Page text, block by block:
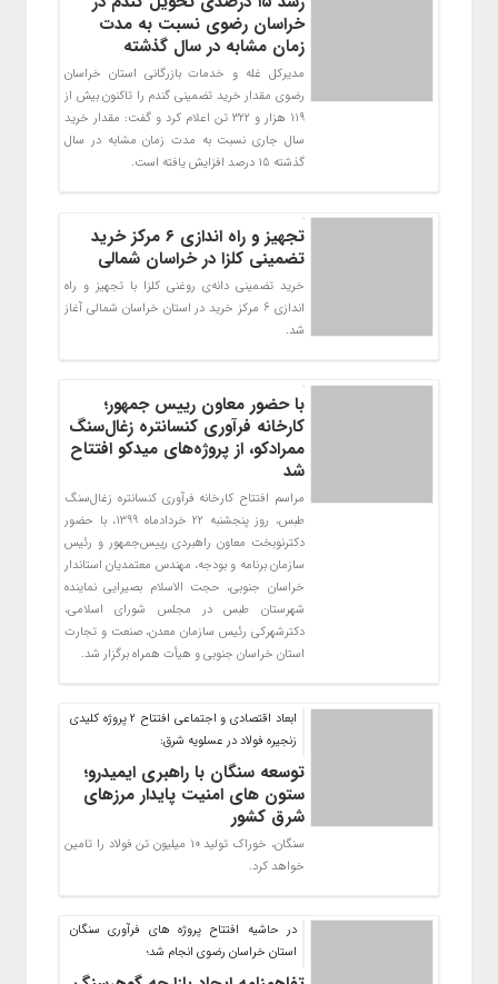
خراسان رضوی نسبت به مدت
زمان مشابه در سال گذشته
مدیرکل غله و خدمات بازرگانی استان خراسان
رضوی مقدار خرید تضمینی گندم را تاکنون بیش از
119 هزار و 322 تن اعلام کرد و گفت: مقدار خرید
سال جاری نسبت به مدت زمان مشابه در سال
گذشته 15 درصد افزایش یافته است.
تجهیز و راه اندازی ۶ مرکز خرید
تضمینی کلزا در خراسان شمالی
خرید تضمینی دانه‌ی روغنی کلزا با تجهیز و راه
اندازی 6 مرکز خرید در استان خراسان شمالی آغاز
شد.
با حضور معاون رییس جمهور؛
کارخانه فرآوری کنسانتره زغال‌سنگ
ممرادکو، از پروژه‌های میدکو افتتاح
شد
مراسم افتتاح کارخانه فرآوری کنسانتره زغال‌سنگ
طبس، روز پنجشنبه 22 خردادماه 1399، با حضور
دکترنوبخت معاون راهبردی رییس‌جمهور و رئیس
سازمان برنامه و بودجه، مهندس معتمدیان استاندار
خراسان جنوبی، حجت الاسلام بصیرایی نماینده
شهرستان طبس در مجلس شورای اسلامی،
دکترشهرکی رئیس سازمان معدن، صنعت و تجارت
استان خراسان جنوبی و هیأت همراه برگزار شد.
ابعاد اقتصادی و اجتماعی افتتاح 2 پروژه کلیدی
زنجیره فولاد در عسلویه شرق:
توسعه سنگان با راهبری ایمیدرو؛
ستون های امنیت پایدار مرزهای
شرق کشور
سنگان، خوراک تولید 10 میلیون تن فولاد را تامین
خواهد کرد.
در حاشیه افتتاح پروژه های فرآوری سنگان
استان خراسان رضوی انجام شد؛